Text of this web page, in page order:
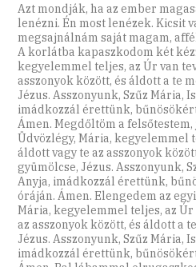
Azt mondják, ha az ember
lenézni. Én most lenézek. Kicsit
megsajnálnám saját magam,
A korlátba kapaszkodom két
kegyelemmel teljes, az Úr van
asszonyok között, és áldott a te
Jézus. Asszonyunk, Szűz Mária,
imádkozzál érettünk,
Ámen. Megdőltöm a
Üdvözlégy, Mária, kegyelemmel
áldott vagy te az asszonyok
gyümölcse, Jézus. Asszonyunk,
Anyja, imádkozzál érettünk,
óráján. Ámen. Elengedem az
Mária, kegyelemmel teljes, az
az asszonyok között, és áldott a
Jézus. Asszonyunk, Szűz Mária,
imádkozzál érettünk,